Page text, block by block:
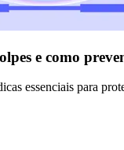
e como
essenciais para